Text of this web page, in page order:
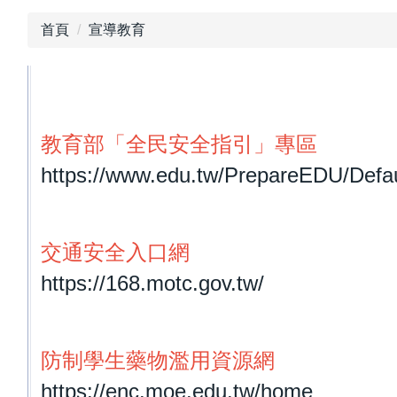
首頁 宣導教育
教育部「全民安全指引」專區
https://www.edu.tw/PrepareEDU/
交通安全入口網
https://168.motc.gov.tw/
防制學生藥物濫用資源網
https://enc.moe.edu.tw/home